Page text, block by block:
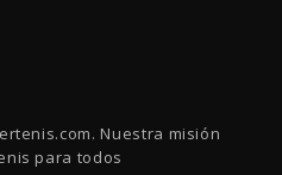
Nuestra misión
para todos